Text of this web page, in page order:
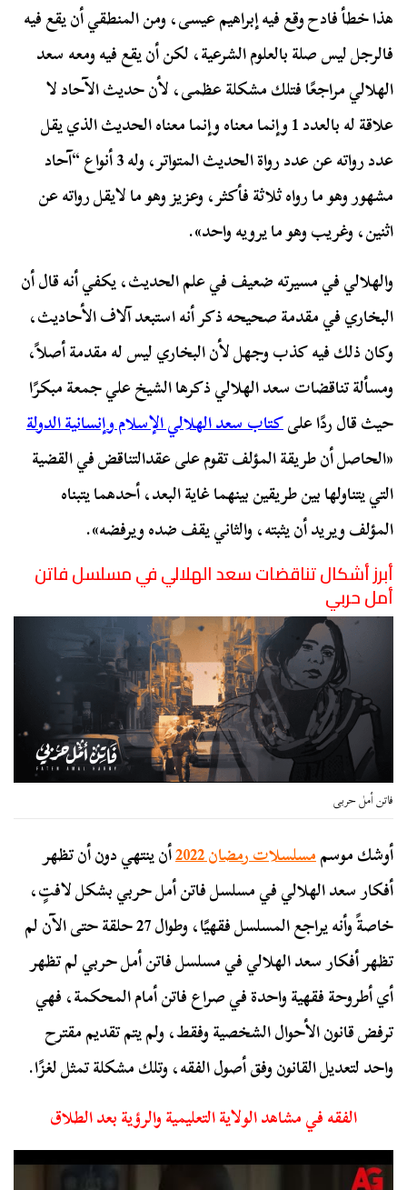
هذا خطأ فادح وقع فيه إبراهيم عيسى، ومن المنطقي أن يقع فيه
فالرجل ليس صلة بالعلوم الشرعية، لكن أن يقع فيه ومعه سعد
الهلالي مراجعًا فتلك مشكلة عظمى، لأنحديث الآحاد لا
علاقة له بالعدد 1 وإنما معناه وإنما معناه الحديث الذي يقل
عدد رواته عن عدد رواة الحديث المتواتر، وله 3 أنواع “آحاد
مشهور وهو ما رواه ثلاثة فأكثر، وعزيز وهو ما لايقل رواته عن
اثنين، وغريب وهو ما يرويه واحد».
والهلالي في مسيرته ضعيف في علم الحديث، يكفي أنه قال أن
البخاري في مقدمة صحيحه ذكر أنه استبعد آلاف الأحاديث،
وكان ذلك فيه كذب وجهل لأن البخاري ليس له مقدمة أصلاً،
ومسألة تناقضات سعد الهلالي ذكرها الشيخ علي جمعة مبكرًا
حيث قال ردًا علىكتاب سعد الهلالي الإسلام وإنسانية الدولة
«الحاصل أن طريقة المؤلف تقوم على عقدالتناقض في القضية
التي يتناولها بين طريقين بينهما غاية البعد، أحدهما يتبناه
المؤلف ويريد أن يثبته، والثاني يقف ضده ويرفضه».
أبرز أشكال تناقضات سعد الهلالي في مسلسل فاتن
أمل حربي
فاتن أمل حربى
أوشك موسممسلسلات رمضان 2022
أن ينتهي دون أن تظهر
أفكار سعد الهلالي في مسلسل فاتن أمل حربي بشكل لافتٍ،
خاصةً وأنه يراجع المسلسل فقهيًا، وطوال 27 حلقة حتى الآن لم
تظهر أفكار سعد الهلالي في مسلسل فاتن أمل حربي لم تظهر
أي أطروحة فقهية واحدة في صراع فاتن أمام المحكمة، فهي
ترفض قانون الأحوال الشخصية وفقط، ولم يتم تقديم مقترح
واحد لتعديل القانون وفق أصول الفقه، وتلك مشكلة تمثل لغزًا.
الفقه في مشاهد الولاية التعليمية والرؤية بعد الطلاق